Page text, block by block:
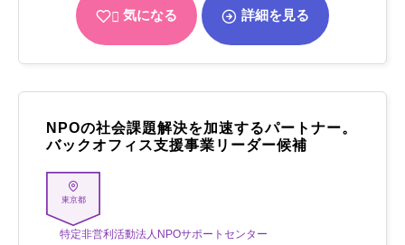
気になる 詳細を見る
NPOの社会課題解決を加速するパートナー。
バックオフィス支援事業リーダー候補
東京都
特定非営利活動法人NPOサポートセンター